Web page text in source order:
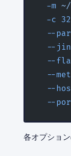
  -m
  -c
--
--
--
--
--
--
各オプション